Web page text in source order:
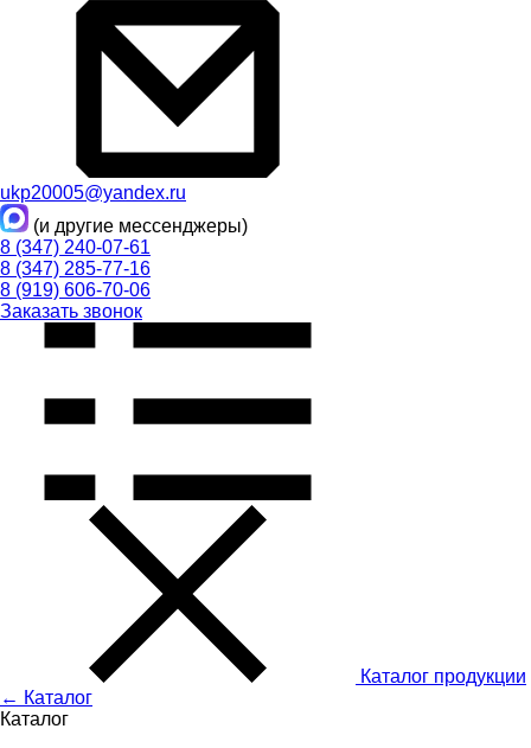
ukp20005@yandex.ru
(и другие мессенджеры)
8 (347) 240-07-61
8 (347) 285-77-16
8 (919) 606-70-06
Заказать звонок
Каталог продукции
← Каталог
Каталог